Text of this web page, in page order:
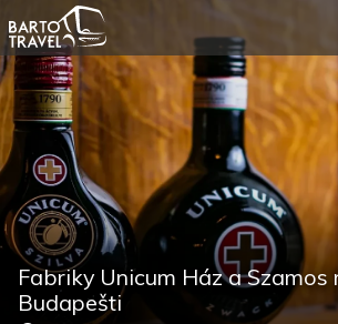
Fabriky Unicum Ház a Szamos
Budapešti